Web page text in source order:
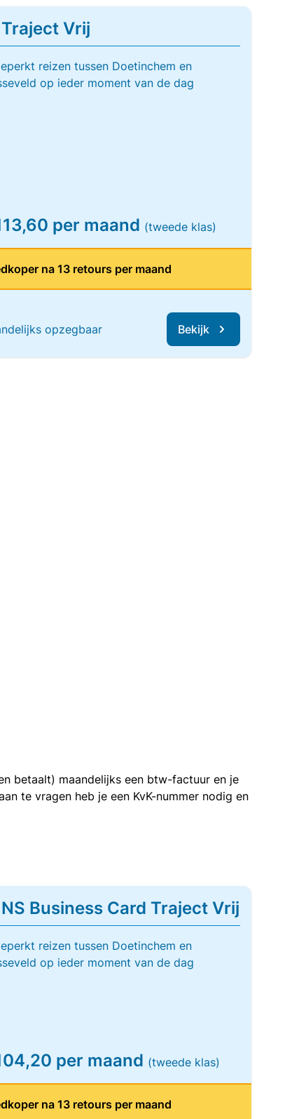
Traject Vrij
reizen tussen Doetinchem en
op ieder moment van de dag
per maand (tweede klas)
na 13 retours per maand
opzegbaar Bekijk
betaalt) maandelijks een btw-factuur en je
te vragen heb je een KvK-nummer nodig en
NS Business Card Traject Vrij
reizen tussen Doetinchem en
op ieder moment van de dag
per maand (tweede klas)
na 13 retours per maand